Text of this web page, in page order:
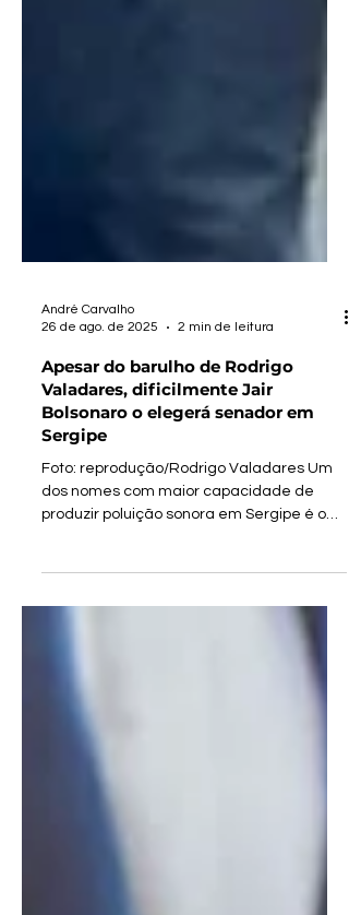
26 de ago. de 2025
2 min de leitura
Apesar do barulho de Rodrigo
Valadares, dificilmente Jair
Bolsonaro o elegerá senador em
Sergipe
Foto: reprodução/Rodrigo Valadares Um
dos nomes com maior capacidade de
bolsonarista Rodrigo...